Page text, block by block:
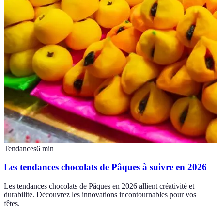
Tendances6 min
Les tendances chocolats de Pâques à suivre en 2026
Les tendances chocolats de Pâques en 2026 allient créativité et
durabilité. Découvrez les innovations incontournables pour vos
fêtes.